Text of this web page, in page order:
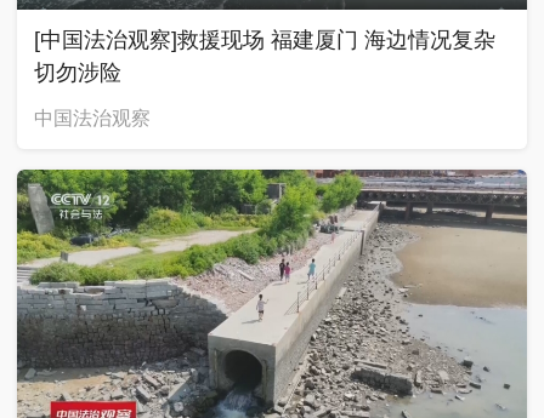
[中国法治观察]救援现场 福建厦门 海边情况复杂
切勿涉险
中国法治观察